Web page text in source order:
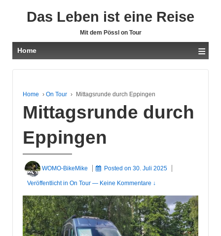
Das Leben ist eine Reise
Mit dem Pössl on Tour
Home ≡
Home › On Tour › Mittagsrunde durch Eppingen
Mittagsrunde durch
Eppingen
WOMO-BikeMike Posted on30. Juli 2025
Veröffentlicht in On Tour — Keine Kommentare ↓